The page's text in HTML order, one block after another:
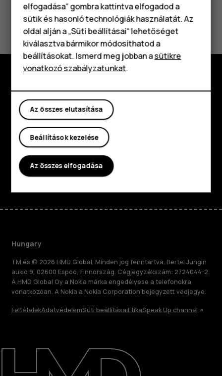
Okostelefonok
Klasszikus telefonok
Tartozékok
Táblagépek
Rólunk
Javítás, újrafelhasználás, újrahasznosítás
Hasznosnak találtad?
Igen Nem
Fedezd fel
Rólunk
Planet and people
Támogatás
FacebookInstagram
TiktokYoutubeLinkedin
Hungary
TM és © 2026 HMD Global. Minden jog fenntartva. Bertel Jungin
aukio 9, 02600 Espoo, Finnország. Cégjegyzékszám: 2724044-2.
A HMD Global Oy a Nokia márka engedélyese a telefonokra
vonatkozóan. A Nokia a Nokia Corporation bejegyzett védjegye.
FeltételekAdatvédelemSüti beállításaiEtikaSpeak Up channel
elfogadása“ gombra kattintva elfogadod a
sütik és hasonló technológiák használatát. Az
oldal alján a „Süti beállításai“ lehetőséget
kiválasztva bármikor módosíthatod a
beállításokat. Ismerd meg jobban asütikre
vonatkozó szabályzatunkat.
Az összes elutasítása
Beállítások kezelése
Az összes elfogadása